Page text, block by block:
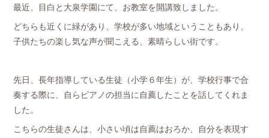
最近、目白と大泉学園にて、お教室を開講致しました。
どちらも近くに緑があり、学校が多い地域ということもあり、
子供たちの楽し気な声が聞こえる、素晴らしい街です。
先日、長年指導している生徒（小学６年生）が、学校行事で合
奏する際に、自らピアノの担当に自薦したことを話してくれま
した。
こちらの生徒さんは、小さい頃は自薦はおろか、自分を表現す